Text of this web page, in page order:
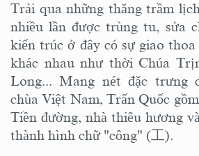
Trải qua những thăng trầm
nhiều lần được trùng tu, sửa
kiến trúc ở đây có sự giao
khác nhau như thời Chúa
Long... Mang nét đặc trưng
chùa Việt Nam, Trấn Quốc
Tiền đường, nhà thiêu hương
thành hình chữ "công" (工).